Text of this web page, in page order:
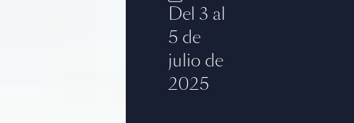
Del 3 al
5 de
julio de
2025